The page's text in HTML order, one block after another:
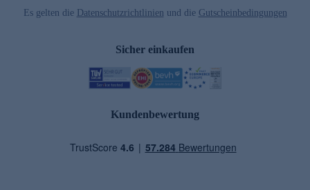
Es gelten die Datenschutzrichtlinien und die Gutscheinbedingungen
Sicher einkaufen
Kundenbewertung